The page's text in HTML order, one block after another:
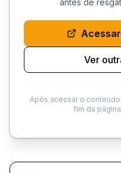
antes de
Ver
Após acessar o
fim da